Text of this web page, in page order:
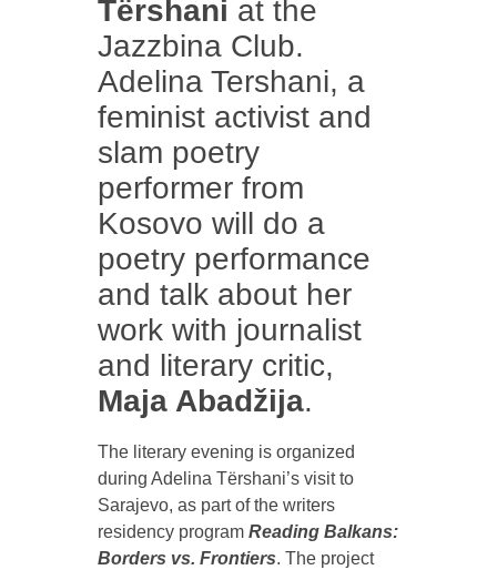
Tërshani at the
Jazzbina Club.
Adelina Tershani, a
feminist activist and
slam poetry
performer from
Kosovo will do a
poetry performance
and talk about her
work with journalist
and literary critic,
Maja Abadžija.
The literary evening is organized
during Adelina Tërshani’s visit to
Sarajevo, as part of the writers
residency program Reading Balkans:
Borders vs. Frontiers. The project